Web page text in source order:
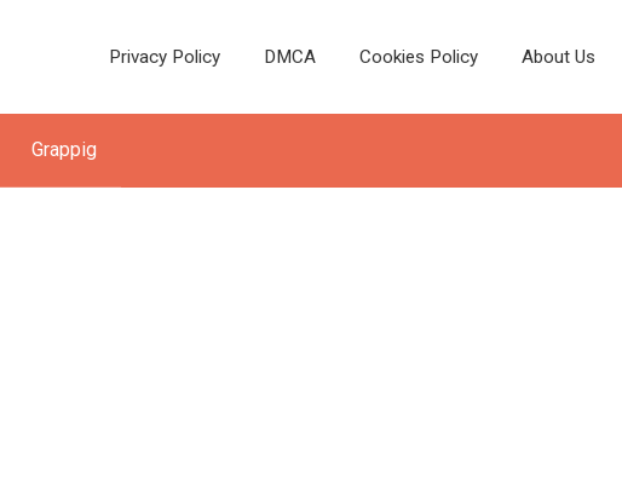
Privacy Policy DMCA Cookies Policy About Us
Grappig